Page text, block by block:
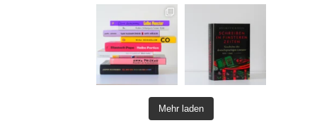
Mehr laden